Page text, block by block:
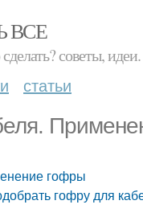
ВСЕ
советы, идеи.
статьи
гофры
гофру для